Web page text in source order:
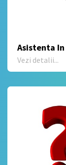
Asistenta In
Vezi detalii...